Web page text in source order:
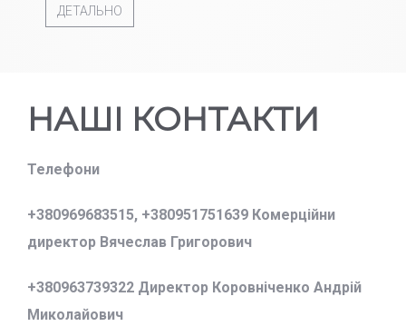
ДЕТАЛЬНО
НАШІ КОНТАКТИ
Телефони
+380969683515, +380951751639 Комерційни
директор Вячеслав Григорович
+380963739322 Директор Коровніченко Андрій
Миколайович